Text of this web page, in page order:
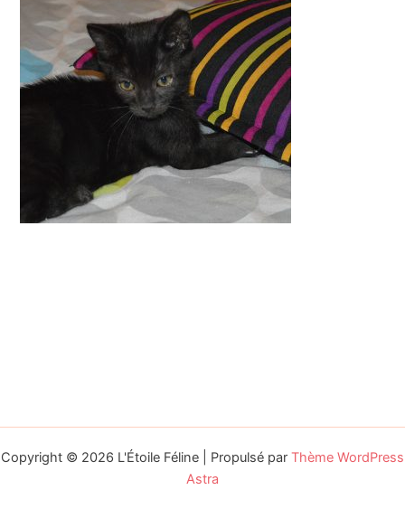
Copyright © 2026 L'Étoile Féline | Propulsé par Thème WordPress
Astra